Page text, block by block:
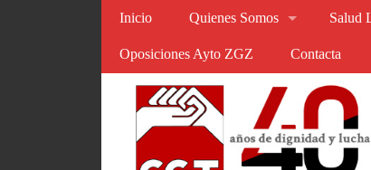
Inicio Quienes Somos Salud
Oposiciones Ayto ZGZ Contacta